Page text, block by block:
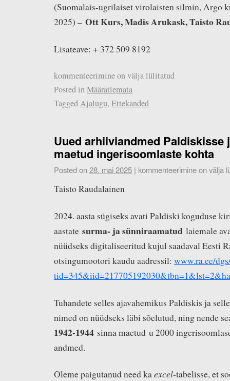
(Suomalais-ugrilaiset virolaisten silmin, Argo
2025) – Ott Kurs, Madis Arukask, Taisto
Lisateave: + 372 509 8192
kommenteerimine on välja lülitatud
Posted inMääratlemata
TaggedAjalugu, Ettekanded
Uued arhiiviandmed Paldiskisse
maetud ingerisoomlaste kohta
Posted on28. mai 2025 | kommenteerimine on välja
Taisto Raudalainen
2024. aasta sügiseks avati Paldiski koguduse
aastate surma- ja sünniraamatud laiemale
nüüdseks digitaliseeritud kujul saadaval Eesti
otsingumootori kaudu aadressil: www.ra.ee/
Tuhandete selles ajavahemikus Paldiskis ja
nimed on nüüdseks läbi sõelutud, ning nende
1942-1944 sinna maetud u 2000
andmed.
Oleme paigutanud need kaexcel-tabelisse, et